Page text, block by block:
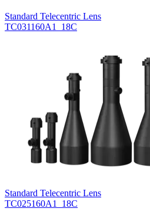
Standard Telecentric Lens
TC031160A1_18C
Standard Telecentric Lens
TC025160A1_18C